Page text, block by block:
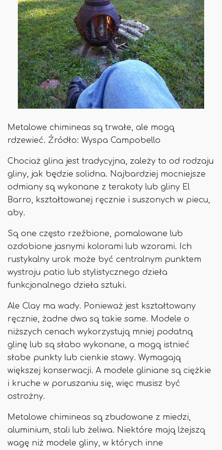
Metalowe chimineas są trwałe, ale mogą
rdzewieć. Źródło: Wyspa Campobello
Chociaż glina jest tradycyjna, zależy to od rodzaju
gliny, jak będzie solidna. Najbardziej mocniejsze
odmiany są wykonane z terakoty lub gliny El
Barro, kształtowanej ręcznie i suszonych w piecu,
aby.
Są one często rzeźbione, pomalowane lub
ozdobione jasnymi kolorami lub wzorami. Ich
rustykalny urok może być centralnym punktem
wystroju patio lub stylistycznego dzieła
funkcjonalnego dzieła sztuki.
Ale Clay ma wady. Ponieważ jest kształtowany
ręcznie, żadne dwa są takie same. Modele o
niższych cenach wykorzystują mniej podatną
glinę lub są słabo wykonane, a mogą istnieć
słabe punkty lub cienkie stawy. Wymagają
większej konserwacji. A modele gliniane są ciężkie
i kruche w poruszaniu się, więc musisz być
ostrożny.
Metalowe chimineas są zbudowane z miedzi,
aluminium, stali lub żeliwa. Niektóre mają lżejszą
wagę niż modele gliny, w których inne